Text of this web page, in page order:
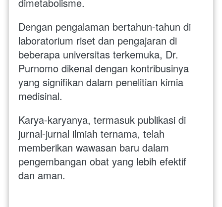
Dengan pengalaman bertahun-tahun di
laboratorium riset dan pengajaran di
beberapa universitas terkemuka, Dr.
Purnomo dikenal dengan kontribusinya
yang signifikan dalam penelitian kimia
medisinal.
Karya-karyanya, termasuk publikasi di
jurnal-jurnal ilmiah ternama, telah
memberikan wawasan baru dalam
pengembangan obat yang lebih efektif
dan aman.